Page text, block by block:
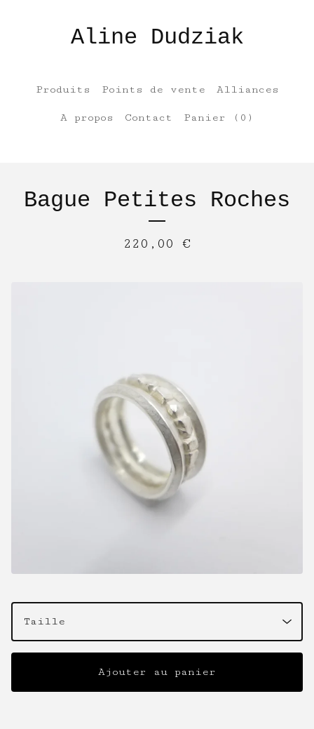
Aline Dudziak
Produits Points de vente Alliances
A propos Contact Panier ( 0 )
Bague Petites Roches
220,00 €
Ajouter au panier